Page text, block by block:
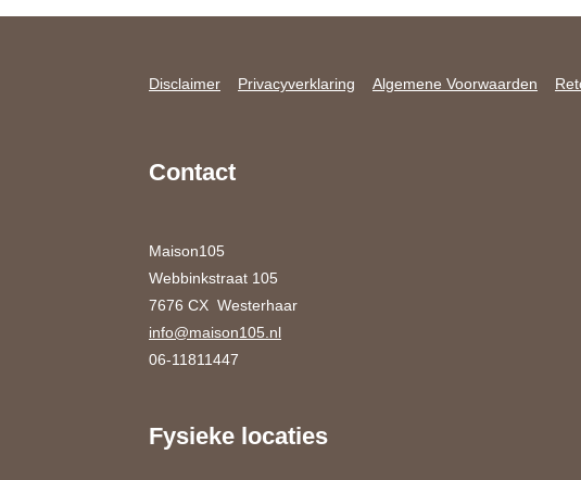
Disclaimer Privacyverklaring Algemene Voorwaarden
Contact
Maison105
Webbinkstraat 105
7676 CX Westerhaar
info@maison105.nl
06-11811447
Fysieke locaties